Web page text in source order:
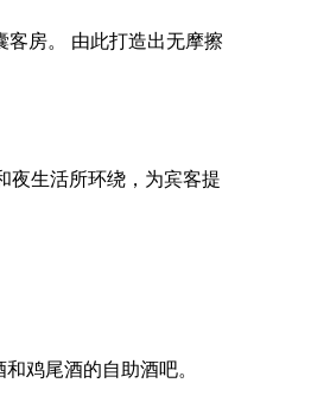
房。 由此打造出无摩擦
生活所环绕，为宾客提
鸡尾酒的自助酒吧。